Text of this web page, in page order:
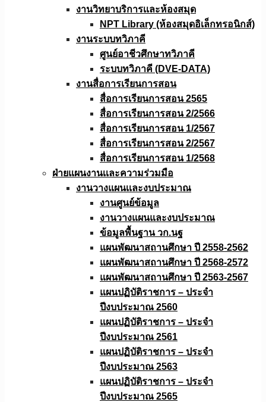
งานวิทยาบริการเเละห้องสมุด
NPT Library (ห้องสมุดอิเล็กทรอนิกส์)
งานระบบทวิภาคี
ศูนย์อาชีวศึกษาทวิภาคี
ระบบทวิภาคี (DVE-DATA)
งานสื่อการเรียนการสอน
สื่อการเรียนการสอน 2565
สื่อการเรียนการสอน 2/2566
สื่อการเรียนการสอน 1/2567
สื่อการเรียนการสอน 2/2567
สื่อการเรียนการสอน 1/2568
ฝ่ายแผนงานเเละความร่วมมือ
งานวางแผนเเละงบประมาณ
งานศูนย์ข้อมูล
งานวางแผนและงบประมาณ
ข้อมูลพื้นฐาน วก.นฐ
แผนพัฒนาสถานศึกษา ปี 2558-2562
แผนพัฒนาสถานศึกษา ปี 2568-2572
แผนพัฒนาสถานศึกษา ปี 2563-2567
แผนปฏิบัติราชการ – ประจำ
ปีงบประมาณ 2560
แผนปฏิบัติราชการ – ประจำ
ปีงบประมาณ 2561
แผนปฏิบัติราชการ – ประจำ
ปีงบประมาณ 2563
แผนปฏิบัติราชการ – ประจำ
ปีงบประมาณ 2565